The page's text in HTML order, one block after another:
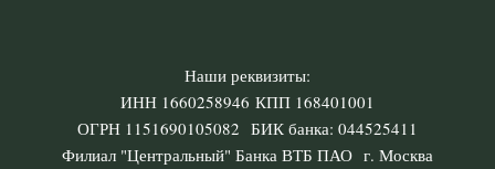
Наши реквизиты:
ИНН 1660258946 КПП 168401001
ОГРН 1151690105082 БИК банка: 044525411
Филиал "Центральный" Банка ВТБ ПАО г. Москва